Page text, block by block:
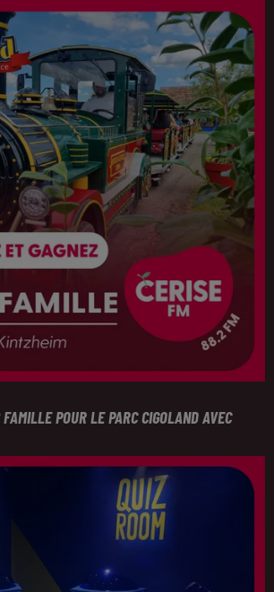
POUR LE PARC CIGOLAND AVEC